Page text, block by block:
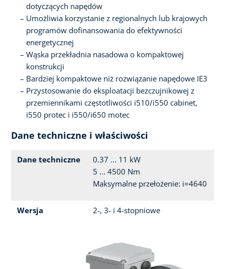
dotyczących napędów
Umożliwia korzystanie z regionalnych lub krajowych
programów dofinansowania do efektywności
energetycznej
Wąska przekładnia nasadowa o kompaktowej
konstrukcji
Bardziej kompaktowe niż rozwiązanie napędowe IE3
Przystosowanie do eksploatacji bezczujnikowej z
przemiennikami częstotliwości i510/i550 cabinet,
i550 protec i i550/i650 motec
Dane techniczne i właściwości
Dane techniczne
0.37 ... 11 kW
5 ... 4500 Nm
Maksymalne przełożenie: i=4640
Wersja 2-, 3- i 4-stopniowe